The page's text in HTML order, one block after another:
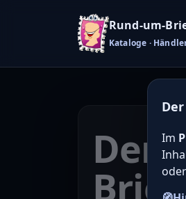
Rund-um-
Kataloge ·
Im
Den